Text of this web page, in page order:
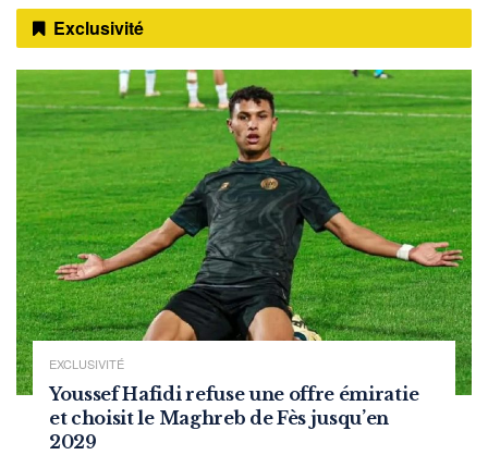
Exclusivité
EXCLUSIVITÉ
Youssef Hafidi refuse une offre émiratie
et choisit le Maghreb de Fès jusqu’en
2029